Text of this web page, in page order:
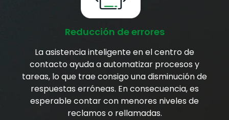
Reducción de errores
La asistencia inteligente en el centro de
contacto ayuda a automatizar procesos y
tareas, lo que trae consigo una disminución de
respuestas erróneas. En consecuencia, es
esperable contar con menores niveles de
reclamos o rellamadas.